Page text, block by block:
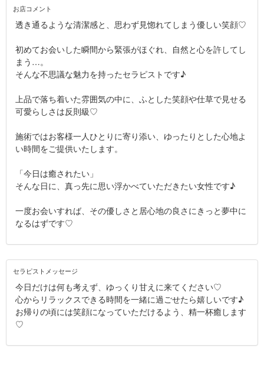
お店コメント
透き通るような清潔感と、思わず見惚れてしまう優しい笑顔♡
初めてお会いした瞬間から緊張がほぐれ、自然と心を許してし
まう…。
そんな不思議な魅力を持ったセラピストです♪
上品で落ち着いた雰囲気の中に、ふとした笑顔や仕草で見せる
可愛らしさは反則級♡
施術ではお客様一人ひとりに寄り添い、ゆったりとした心地よ
い時間をご提供いたします。
「今日は癒されたい」
そんな日に、真っ先に思い浮かべていただきたい女性です♪
一度お会いすれば、その優しさと居心地の良さにきっと夢中に
なるはずです♡
セラピストメッセージ
今日だけは何も考えず、ゆっくり甘えに来てください♡
心からリラックスできる時間を一緒に過ごせたら嬉しいです♪
お帰りの頃には笑顔になっていただけるよう、精一杯癒します
♡